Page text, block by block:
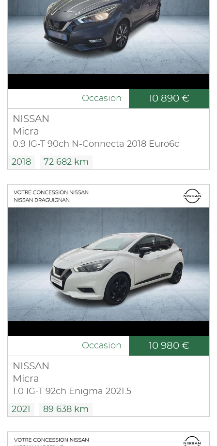
Occasion 10 890 €
NISSAN
Micra
0.9 IG-T 90ch N-Connecta 2018 Euro6c
2018 72 682 km
Occasion 10 980 €
NISSAN
Micra
1.0 IG-T 92ch Enigma 2021.5
2021 89 638 km